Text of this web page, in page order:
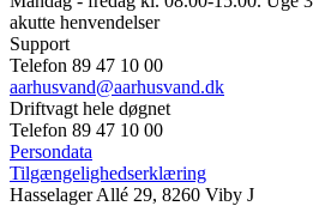
akutte henvendelser
Support
Telefon 89 47 10 00
aarhusvand@aarhusvand.dk
Driftvagt hele døgnet
Telefon 89 47 10 00
Persondata
Tilgængelighedserklæring
Hasselager Allé 29, 8260 Viby J